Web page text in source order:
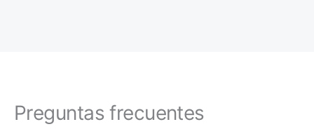
Preguntas frecuentes